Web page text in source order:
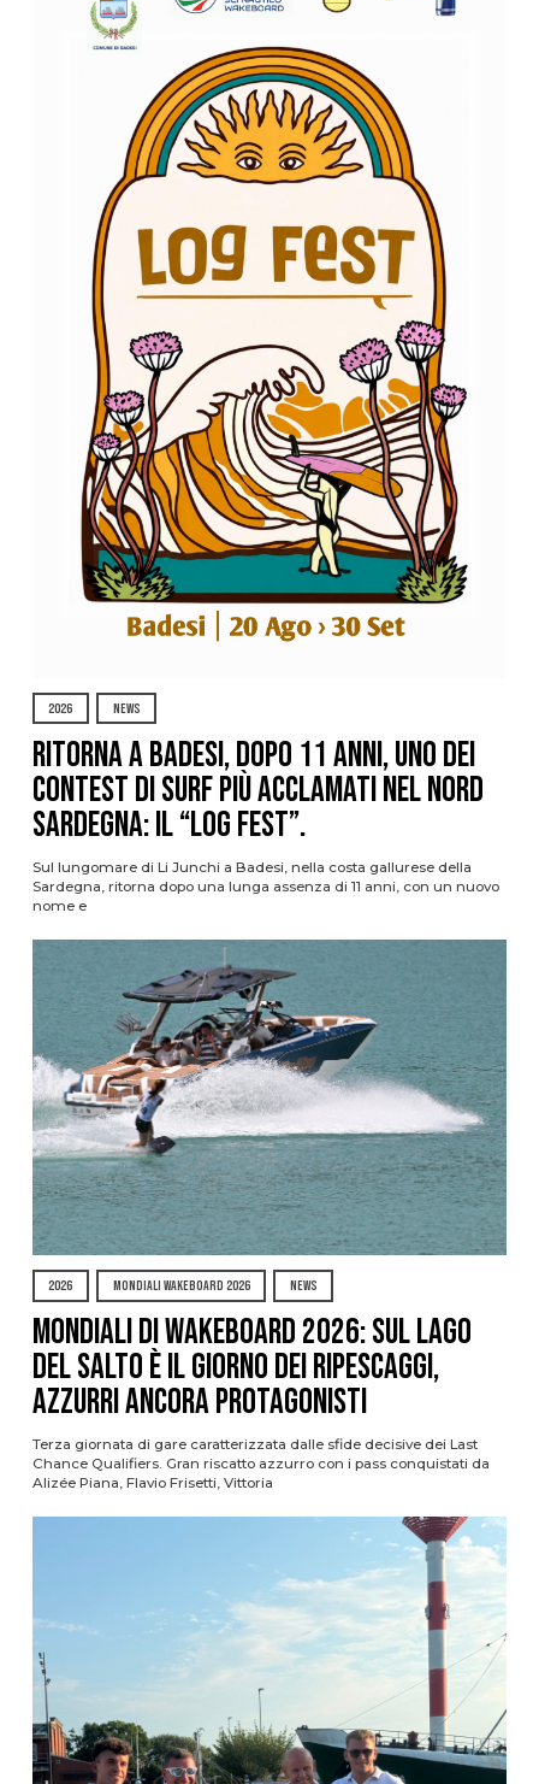
2026 NEWS
Ritorna a Badesi, dopo 11 anni, uno dei
contest di surf più acclamati nel nord
Sardegna: il “Log Fest”.
Sul lungomare di Li Junchi a Badesi, nella costa gallurese della
Sardegna, ritorna dopo una lunga assenza di 11 anni, con un nuovo
nome e
2026 MONDIALI WAKEBOARD 2026 NEWS
Mondiali di Wakeboard 2026: sul Lago
del Salto è il giorno dei ripescaggi,
azzurri ancora protagonisti
Terza giornata di gare caratterizzata dalle sfide decisive dei Last
Chance Qualifiers. Gran riscatto azzurro con i pass conquistati da
Alizée Piana, Flavio Frisetti, Vittoria